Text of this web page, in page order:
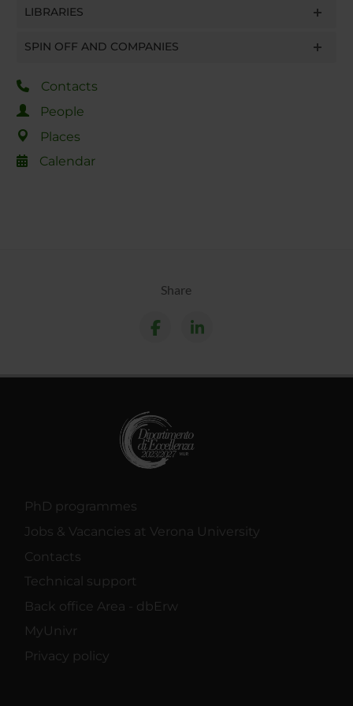
LIBRARIES
SPIN OFF AND COMPANIES
Contacts
People
Places
Calendar
Share
PhD programmes
Jobs & Vacancies at Verona University
Contacts
Technical support
Back office Area - dbErw
MyUnivr
Privacy policy